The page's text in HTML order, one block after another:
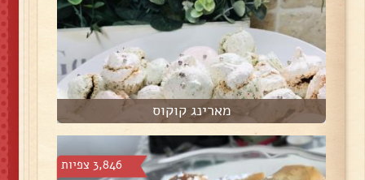
מארינג קוקוס
3,846 צפיות